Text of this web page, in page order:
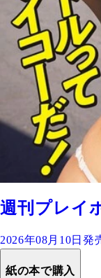
週刊プレイ
2026年08月10日発
紙の本で購入